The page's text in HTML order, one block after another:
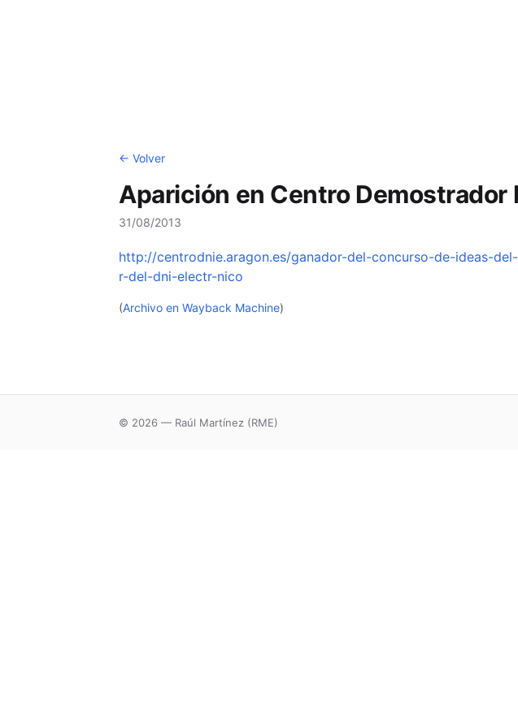
← Volver
Aparición en Centro Demostrador
31/08/2013
http://centrodnie.aragon.es/ganador-del-concurso-de-ideas-
r-del-dni-electr-nico
(Archivo en Wayback Machine)
© 2026 — Raúl Martínez (RME)